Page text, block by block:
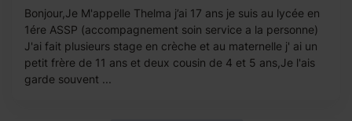
Bonjour,Je M'appelle Thelma j’ai 17 ans je suis au lycée en
1ére ASSP (accompagnement soin service a la personne)
J'ai fait plusieurs stage en crèche et au maternelle j' ai un
petit frère de 11 ans et deux cousin de 4 et 5 ans,Je l'ais
garde souvent ...